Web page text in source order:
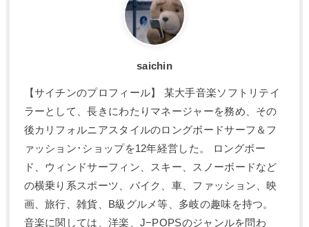
saichin
【サイチンのプロフィール】 某大手音楽ソフトリテイ
ラーとして、長きにわたりマネージャーを務め、その
後カリフォルニアスタイルのロングボードサーフ＆フ
ァッション･ショップを12年経営した。 ロングボー
ド、ウィンドサーフィン、スキー、スノーボードなど
の横乗り系スポーツ、バイク、車、ファッション、映
画、旅行、雑貨、B級グルメ等、多岐の趣味を持つ。
音楽に関しては、洋楽、J−POPSのジャンルを問わ